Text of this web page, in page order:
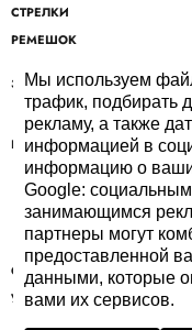
Мы используем
трафик, подбирать
рекламу, а также
информацией в
информацию о
Google:
занимающимся
партнеры могут
предоставленной
данными, которые
вами их сервисов.
СТРЕЛКИ
РЕМЕШОК
ЗАСТЕЖКА
БРИЛЛИАНТОВ
ОГРАНИЧЕННАЯ СЕРИЯ
УСЛОЖНЕНИЯ